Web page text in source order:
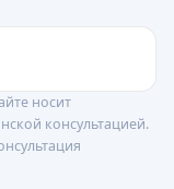
носит
консультацией.